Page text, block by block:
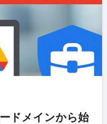
ドメインから始